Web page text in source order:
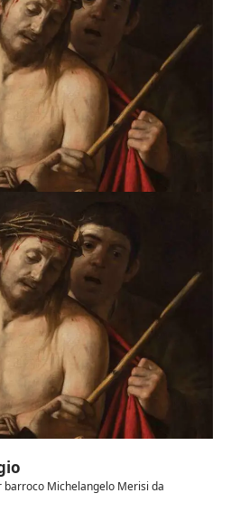
barroco Michelangelo Merisi da